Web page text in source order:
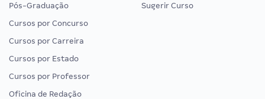
Pós-Graduação
Cursos por Concurso
Cursos por Carreira
Cursos por Estado
Cursos por Professor
Oficina de Redação
Sugerir Curso